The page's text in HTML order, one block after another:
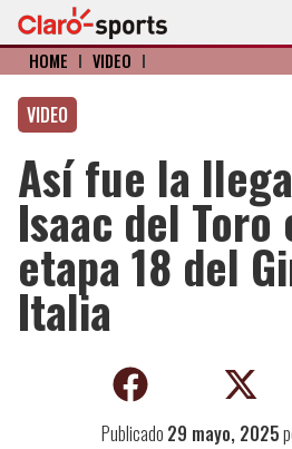
HOME I VIDEO I
VIDEO
Así fue la
Isaac del Toro
etapa 18 del
Italia
Publicado 29 mayo, 2025